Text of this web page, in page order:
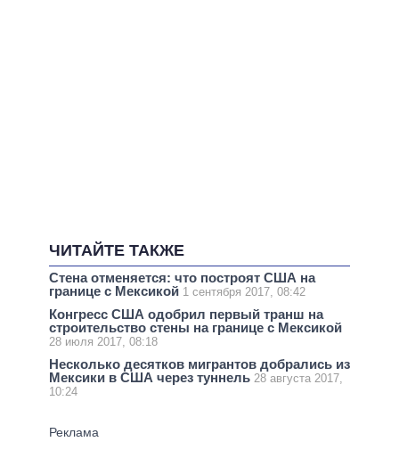
ЧИТАЙТЕ ТАКЖЕ
Стена отменяется: что построят США на
границе с Мексикой 1 сентября 2017, 08:42
Конгресс США одобрил первый транш на
строительство стены на границе с Мексикой
28 июля 2017, 08:18
Несколько десятков мигрантов добрались из
Мексики в США через туннель 28 августа 2017,
10:24